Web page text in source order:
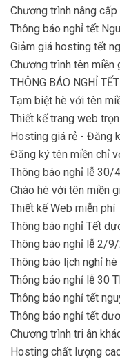
Chương trình nâng
Thông báo nghỉ tết
Giảm giá hosting tết
Chương trình tên miền
THÔNG BÁO NGHỈ
Tạm biệt hè với tên
Thiết kế trang web
Hosting giá rẻ - Đăng
Đăng ký tên miền chỉ
Thông báo nghỉ lễ 30/
Chào hè với tên miền
Thiết kế Web miễn phí
Thông báo nghỉ Tết
Thông báo nghỉ lễ 2/
Thông báo lịch nghỉ
Thông báo nghỉ lễ 30
Thông báo nghỉ tết
Thông báo nghỉ tết
Chương trình tri ân
Hosting chất lượng